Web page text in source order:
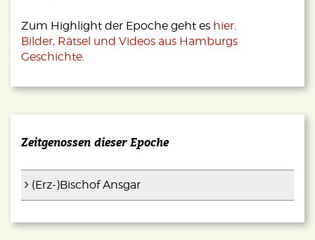
Zum Highlight der Epoche geht es hier.
Bilder, Rätsel und Videos aus Hamburgs
Geschichte.
Zeitgenossen dieser Epoche
(Erz-)Bischof Ansgar